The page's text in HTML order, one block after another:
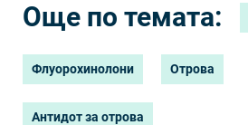
Още по темата:
Флуорохинолони Отрова
Антидот за отрова